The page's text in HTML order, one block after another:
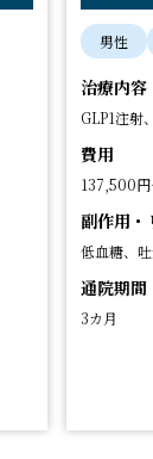
男性
治療内容
GLP1注射
費用
137,500
副作用・
低血糖、
通院期間
3カ月